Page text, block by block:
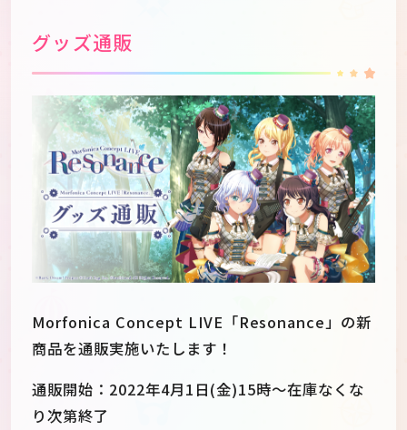
グッズ通販
Morfonica Concept LIVE「Resonance」の新
商品を通販実施いたします！
通販開始：2022年4月1日(金)15時～在庫なくな
り次第終了